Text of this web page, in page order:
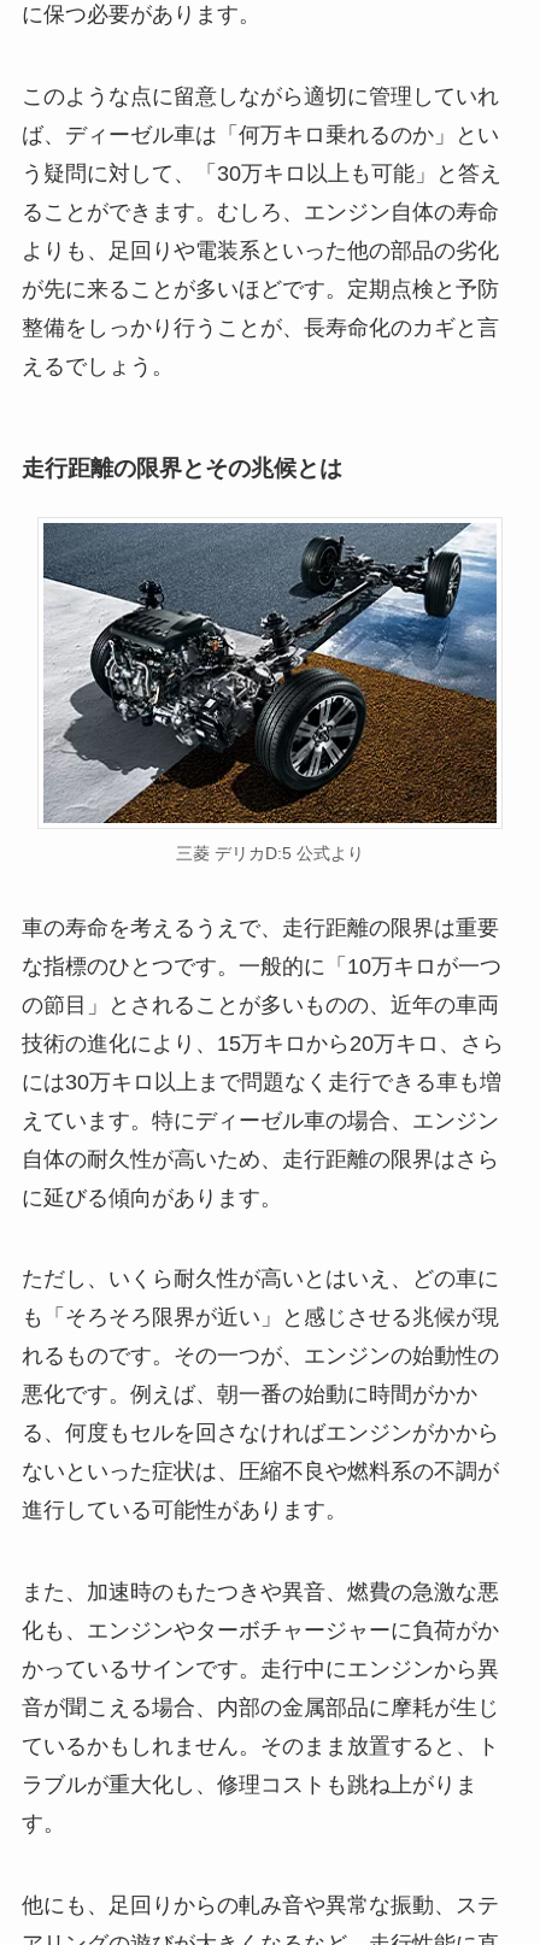
に保つ必要があります。
このような点に留意しながら適切に管理していれ
ば、ディーゼル車は「何万キロ乗れるのか」とい
う疑問に対して、「30万キロ以上も可能」と答え
ることができます。むしろ、エンジン自体の寿命
よりも、足回りや電装系といった他の部品の劣化
が先に来ることが多いほどです。定期点検と予防
整備をしっかり行うことが、長寿命化のカギと言
えるでしょう。
走行距離の限界とその兆候とは
三菱 デリカD:5 公式より
車の寿命を考えるうえで、走行距離の限界は重要
な指標のひとつです。一般的に「10万キロが一つ
の節目」とされることが多いものの、近年の車両
技術の進化により、15万キロから20万キロ、さら
には30万キロ以上まで問題なく走行できる車も増
えています。特にディーゼル車の場合、エンジン
自体の耐久性が高いため、走行距離の限界はさら
に延びる傾向があります。
ただし、いくら耐久性が高いとはいえ、どの車に
も「そろそろ限界が近い」と感じさせる兆候が現
れるものです。その一つが、エンジンの始動性の
悪化です。例えば、朝一番の始動に時間がかか
る、何度もセルを回さなければエンジンがかから
ないといった症状は、圧縮不良や燃料系の不調が
進行している可能性があります。
また、加速時のもたつきや異音、燃費の急激な悪
化も、エンジンやターボチャージャーに負荷がか
かっているサインです。走行中にエンジンから異
音が聞こえる場合、内部の金属部品に摩耗が生じ
ているかもしれません。そのまま放置すると、ト
ラブルが重大化し、修理コストも跳ね上がりま
す。
他にも、足回りからの軋み音や異常な振動、ステ